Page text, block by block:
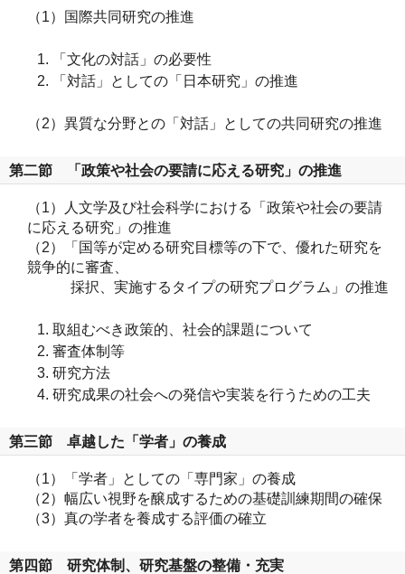
（1）国際共同研究の推進
「文化の対話」の必要性
「対話」としての「日本研究」の推進
（2）異質な分野との「対話」としての共同研究の推進
第二節 「政策や社会の要請に応える研究」の推進
（1）人文学及び社会科学における「政策や社会の要請
に応える研究」の推進
（2）「国等が定める研究目標等の下で、優れた研究を
競争的に審査、
採択、実施するタイプの研究プログラム」の推進
取組むべき政策的、社会的課題について
審査体制等
研究方法
研究成果の社会への発信や実装を行うための工夫
第三節 卓越した「学者」の養成
（1）「学者」としての「専門家」の養成
（2）幅広い視野を醸成するための基礎訓練期間の確保
（3）真の学者を養成する評価の確立
第四節 研究体制、研究基盤の整備・充実